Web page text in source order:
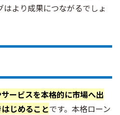
より成果につながるでしょ
ービスを本格的に市場へ出
じめることです。本格ローン